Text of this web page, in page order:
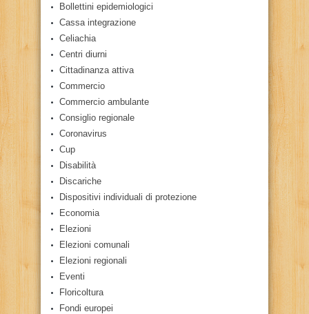
Bollettini epidemiologici
Cassa integrazione
Celiachia
Centri diurni
Cittadinanza attiva
Commercio
Commercio ambulante
Consiglio regionale
Coronavirus
Cup
Disabilità
Discariche
Dispositivi individuali di protezione
Economia
Elezioni
Elezioni comunali
Elezioni regionali
Eventi
Floricoltura
Fondi europei